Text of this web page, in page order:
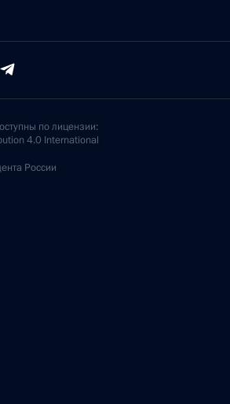
по лицензии:
4.0 International
России